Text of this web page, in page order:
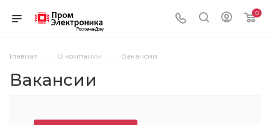
0
Главная — О компании — Вакансии
Вакансии